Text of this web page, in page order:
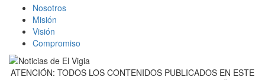
Nosotros
Misión
Visión
Compromiso
ATENCIÓN: TODOS LOS CONTENIDOS PUBLICADOS EN ESTE